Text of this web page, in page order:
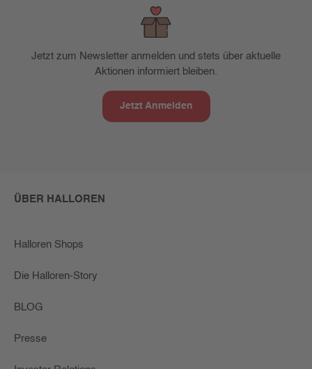
Jetzt zum Newsletter anmelden und stets über aktuelle
Aktionen informiert bleiben.
Jetzt Anmelden
ÜBER HALLOREN
Halloren Shops
Die Halloren-Story
BLOG
Presse